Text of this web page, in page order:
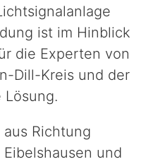
ist im Hinblick
die Experten von
Dill-Kreis und der
Richtung
und